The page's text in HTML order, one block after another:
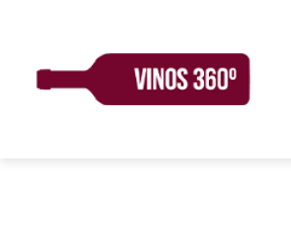
content